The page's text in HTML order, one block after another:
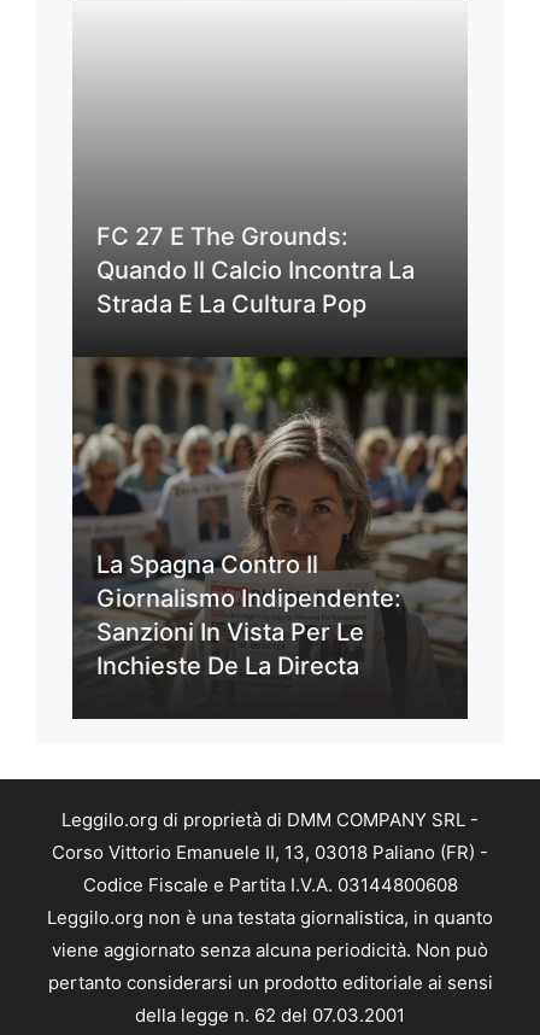
FC 27 E The Grounds:
Quando Il Calcio Incontra La
Strada E La Cultura Pop
La Spagna Contro Il
Giornalismo Indipendente:
Sanzioni In Vista Per Le
Inchieste De La Directa
Leggilo.org di proprietà di DMM COMPANY SRL -
Corso Vittorio Emanuele II, 13, 03018 Paliano (FR) -
Codice Fiscale e Partita I.V.A. 03144800608
Leggilo.org non è una testata giornalistica, in quanto
viene aggiornato senza alcuna periodicità. Non può
pertanto considerarsi un prodotto editoriale ai sensi
della legge n. 62 del 07.03.2001